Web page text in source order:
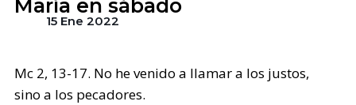
María en sábado
15 Ene 2022
Mc 2, 13-17. No he venido a llamar a los justos,
sino a los pecadores.